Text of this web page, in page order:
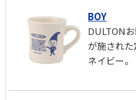
BOY
DULTON
が施され
ネイビー。